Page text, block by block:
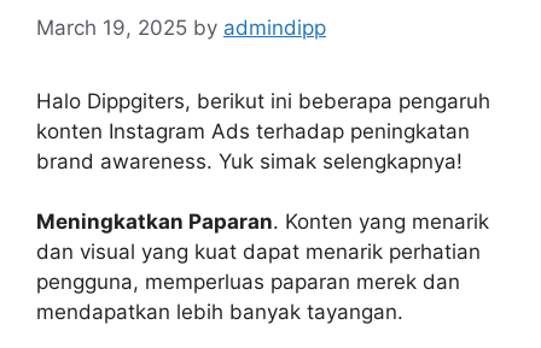
March 19, 2025 by admindipp
Halo Dippgiters, berikut ini beberapa pengaruh
konten Instagram Ads terhadap peningkatan
brand awareness. Yuk simak selengkapnya!
Meningkatkan Paparan. Konten yang menarik
dan visual yang kuat dapat menarik perhatian
pengguna, memperluas paparan merek dan
mendapatkan lebih banyak tayangan.